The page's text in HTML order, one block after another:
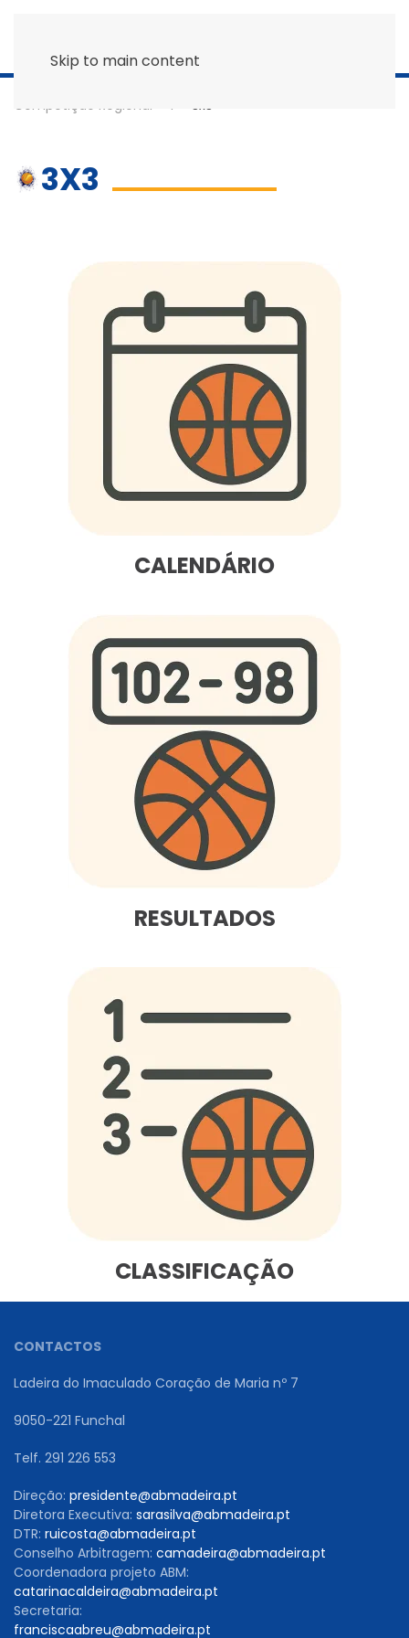
Skip to main content
Competição Regional 3x3
3X3
CALENDÁRIO
RESULTADOS
CLASSIFICAÇÃO
CONTACTOS
Ladeira do Imaculado Coração de Maria nº 7
9050-221 Funchal
Telf. 291 226 553
Direção: presidente@abmadeira.pt
Diretora Executiva: sarasilva@abmadeira.pt
DTR: ruicosta@abmadeira.pt
Conselho Arbitragem: camadeira@abmadeira.pt
Coordenadora projeto ABM:
catarinacaldeira@abmadeira.pt
Secretaria:
franciscaabreu@abmadeira.pt